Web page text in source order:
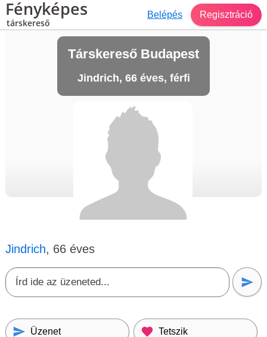
Fényképes
társkereső
Belépés Regisztráció
Társkereső Budapest
Jindrich, 66 éves, férfi
Jindrich, 66 éves
Üzenet Tetszik